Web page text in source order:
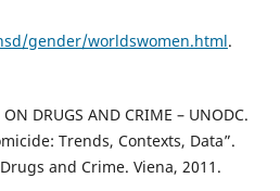
gender/worldswomen.html.
DRUGS AND CRIME – UNODC.
Trends, Contexts, Data”.
and Crime. Viena, 2011.